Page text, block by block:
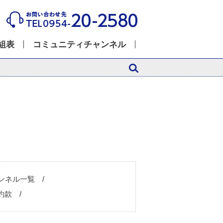
表 コミュニティチャンネル
ネル一覧
款